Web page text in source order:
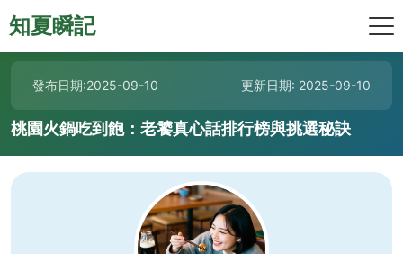
知夏瞬記
發布日期:2025-09-10 更新日期: 2025-09-10
桃園火鍋吃到飽：老饕真心話排行榜與挑選秘訣